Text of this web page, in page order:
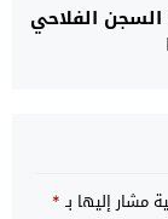
السجن الفلاحي
مشار إليها بـ*